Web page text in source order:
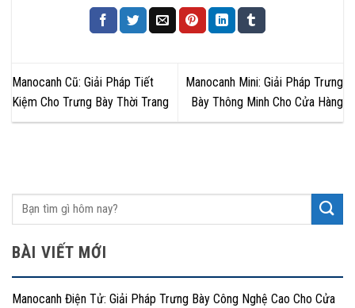
Manocanh Cũ: Giải Pháp Tiết
Kiệm Cho Trưng Bày Thời Trang
Manocanh Mini: Giải Pháp Trưng
Bày Thông Minh Cho Cửa Hàng
BÀI VIẾT MỚI
Manocanh Điện Tử: Giải Pháp Trưng Bày Công Nghệ Cao Cho Cửa